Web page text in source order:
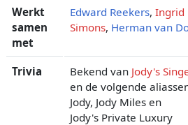
Werkt
samen
met
Edward Reekers, Ingrid
Simons, Herman van
Trivia Bekend van Jody's
en de volgende
Jody, Jody Miles en
Jody's Private Luxury